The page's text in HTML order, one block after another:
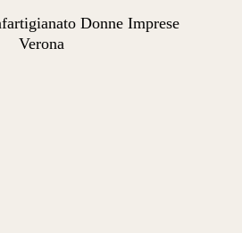
Donne Imprese
Verona